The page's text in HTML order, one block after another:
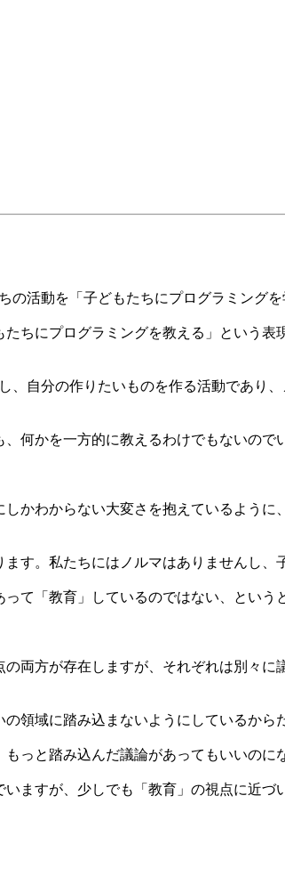
活動を「子どもたちにプログラミング
にプログラミングを教える」という表
、自分の作りたいものを作る活動であり
何かを一方的に教えるわけでもないので
かわからない大変さを抱えているよう
す。私たちにはノルマはありませんし、
て「教育」しているのではない、という
両方が存在しますが、それぞれは別々
領域に踏み込まないようにしているから
っと踏み込んだ議論があってもいいのに
ますが、少しでも「教育」の視点に近